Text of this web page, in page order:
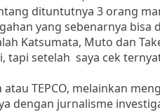
dituntutnya 3 orang
yang sebenarnya bisa
Katsumata, Muto dan
setelah saya cek
TEPCO, melainkan
dengan jurnalisme